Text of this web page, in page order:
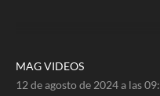
MAG VIDEOS
12 de agosto de 2024 a las